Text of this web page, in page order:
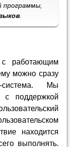
программы,
работающим
можно сразу
Мы
с поддержкой
находится
выполнять.